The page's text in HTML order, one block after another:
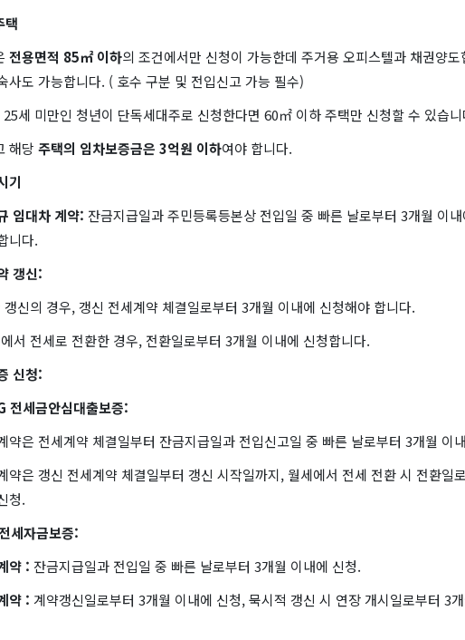
택
전용면적 85㎡ 이하의 조건에서만 신청이 가능한데 주거용 오피스텔과 채권양도
사도 가능합니다. ( 호수 구분 및 전입신고 가능 필수)
25세 미만인 청년이 단독세대주로 신청한다면 60㎡ 이하 주택만 신청할 수 있습니
해당 주택의 임차보증금은 3억원 이하​여야 합니다.
기
임대차 계약: 잔금지급일과 주민등록등본상 전입일 중 빠른 날로부터 3개월 이
니다.
갱신:
갱신의 경우, 갱신 전세계약 체결일로부터 3개월 이내에 신청해야 합니다.
서 전세로 전환한 경우, 전환일로부터 3개월 이내에 신청합니다.
신청:
전세금안심대출보증:
약은 전세계약 체결일부터 잔금지급일과 전입신고일 중 빠른 날로부터 3개월 이
약은 갱신 전세계약 체결일부터 갱신 시작일까지, 월세에서 전세 전환 시 전환일
청.
세자금보증:
약 : 잔금지급일과 전입일 중 빠른 날로부터 3개월 이내에 신청.
약 : 계약갱신일로부터 3개월 이내에 신청, 묵시적 갱신 시 연장 개시일로부터 3